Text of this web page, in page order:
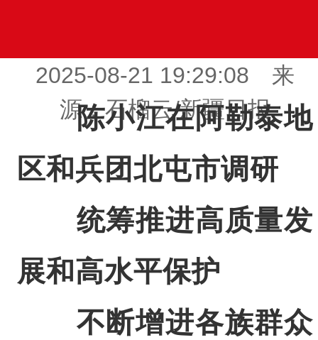
2025-08-21 19:29:08 来
源：石榴云/新疆日报
陈小江在阿勒泰地
区和兵团北屯市调研
统筹推进高质量发
展和高水平保护
不断增进各族群众